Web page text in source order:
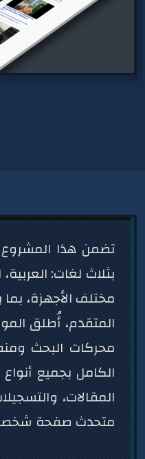
تضمن هذا المشروع
بثلاث لغات:
مختلف الأجهزة،
محركات البحث
الكامل بجميع
المقالات،
متحدث صفحة شخصية